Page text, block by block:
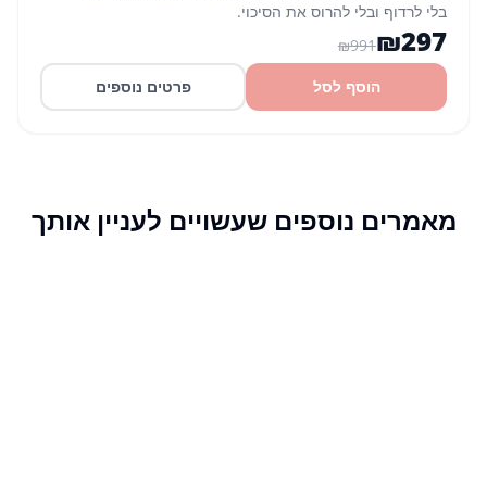
בלי לרדוף ובלי להרוס את הסיכוי.
₪297
₪991
הוסף לסל
פרטים נוספים
מאמרים נוספים שעשויים לעניין אותך